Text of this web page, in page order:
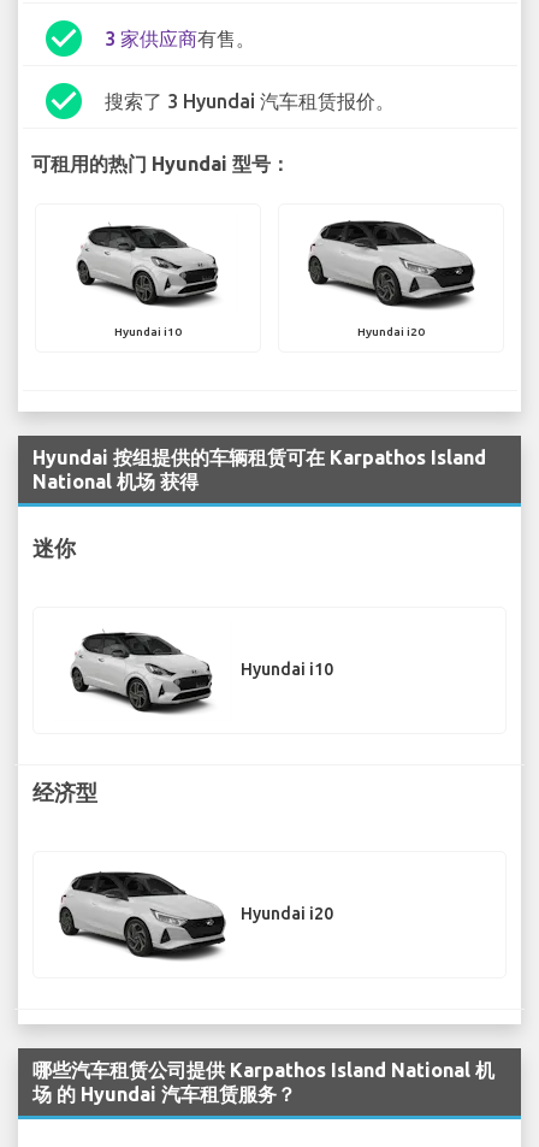
check_circle 3 家供应商有售。
check_circle 搜索了 3 Hyundai 汽车租赁报价。
可租用的热门 Hyundai 型号：
Hyundai i10 Hyundai i20
Hyundai 按组提供的车辆租赁可在 Karpathos Island
National 机场 获得
迷你
Hyundai i10
经济型
Hyundai i20
哪些汽车租赁公司提供 Karpathos Island National 机
场 的 Hyundai 汽车租赁服务？